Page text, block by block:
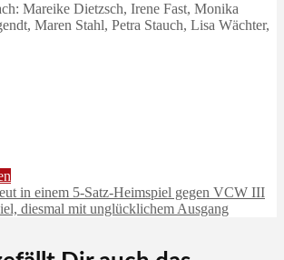
Mareike Dietzsch, Irene Fast, Monika
Maren Stahl, Petra Stauch, Lisa Wächter,
in einem 5-Satz-Heimspiel gegen VCW III
diesmal mit unglücklichem Ausgang